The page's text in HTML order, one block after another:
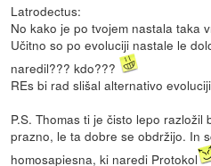
Latrodectus:
No kako je po tvojem nastala taka
Učitno so po evoluciji nastale le
naredil??? kdo???
REs bi rad slišal alternativo
P.S. Thomas ti je čisto lepo razložil
prazno, le ta dobre se obdržijo. In
homosapiesna, ki naredi Protokol